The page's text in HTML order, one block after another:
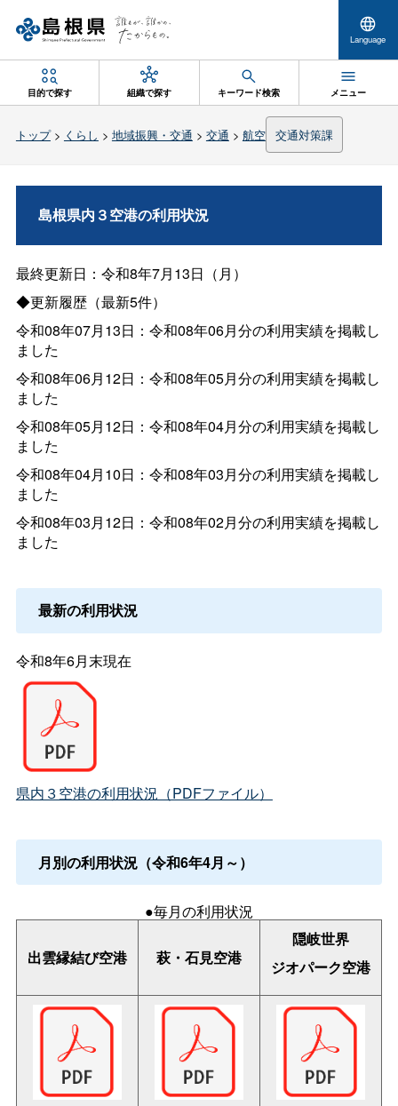
Language
目的で探す 組織で探す キーワード検索 メニュー
トップ> くらし > 地域振興・交通 > 交通 > 航空 交通対策課
島根県内３空港の利用状況
最終更新日：令和8年7月13日（月）
◆更新履歴（最新5件）
令和08年07月13日：令和08年06月分の利用実績を掲載し
ました
令和08年06月12日：令和08年05月分の利用実績を掲載し
ました
令和08年05月12日：令和08年04月分の利用実績を掲載し
ました
令和08年04月10日：令和08年03月分の利用実績を掲載し
ました
令和08年03月12日：令和08年02月分の利用実績を掲載し
ました
最新の利用状況
令和8年6月末現在
県内３空港の利用状況（PDFファイル）
月別の利用状況（令和6年4月～）
●毎月の利用状況
出雲縁結び空港 萩・石見空港
隠岐世界
ジオパーク空港